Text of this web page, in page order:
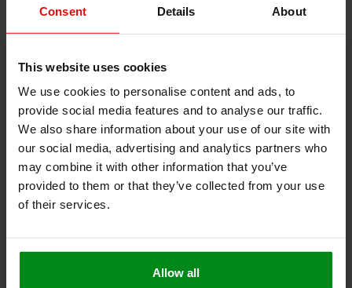
Consent Details About
This website uses cookies
We use cookies to personalise content and ads, to
provide social media features and to analyse our traffic.
We also share information about your use of our site with
our social media, advertising and analytics partners who
may combine it with other information that you’ve
provided to them or that they’ve collected from your use
of their services.
Allow all
Reflect-A-GOLD™ Rol